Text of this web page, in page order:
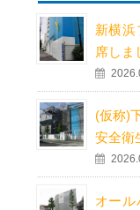
新横浜
席しま
(仮称)
安全衛
オー